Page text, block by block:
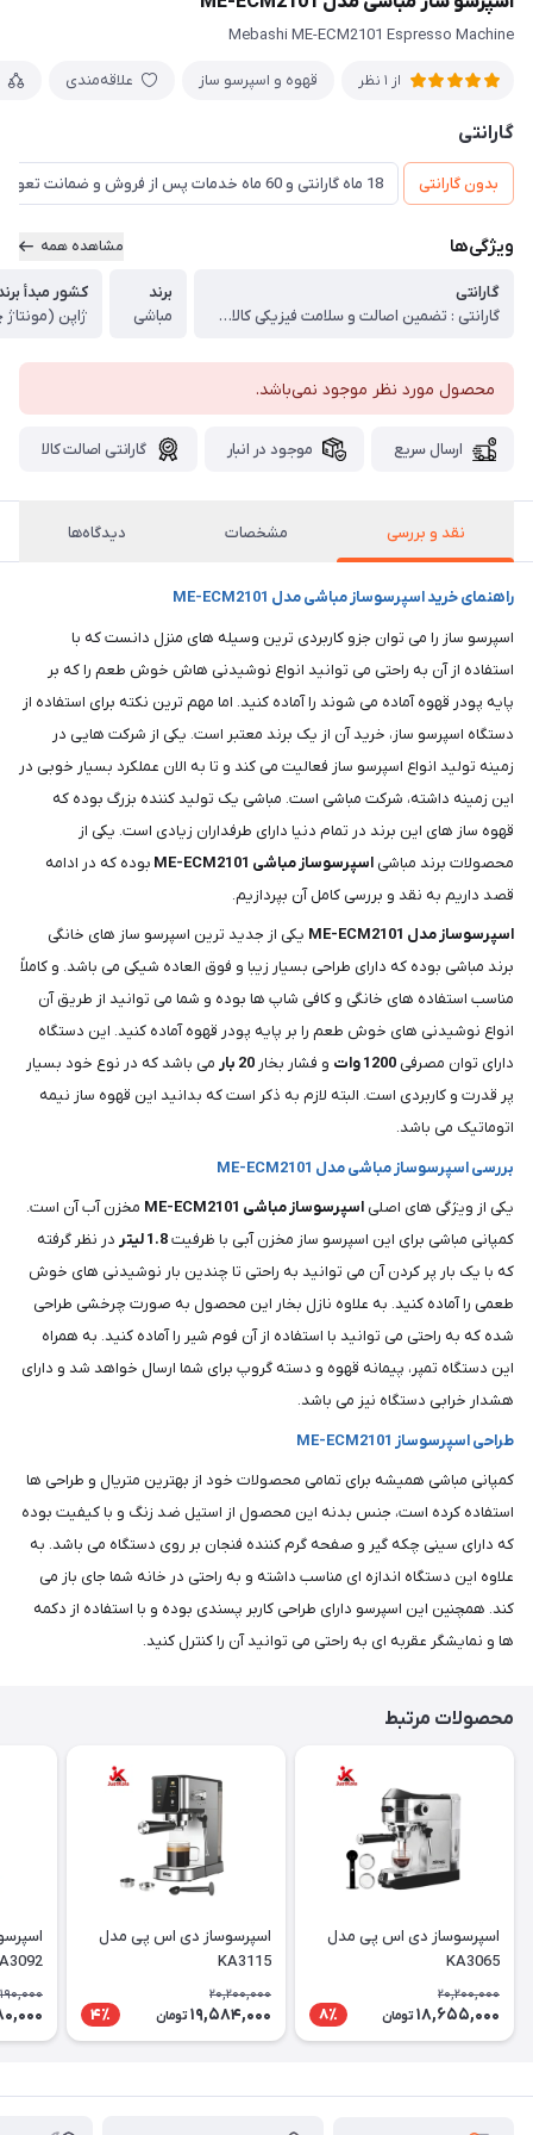
Mebashi ME-ECM2101 Espresso Machine
از 1 نظر قهوه و اسپرسو ساز علاقه‌مندی
گارانتی
بدون گارانتی 18 ماه گارانتی و 60 ماه خدمات پس از فروش و ضمانت تعویض
ویژگی‌ها مشاهده همه
گارانتی
گارانتی : تضمین اصالت و سلامت فیزیکی کالا (اورجینال)
برند
مباشی
کشور مبدأ
ژاپن
محصول مورد نظر موجود نمی‌باشد.
ارسال سریع موجود در انبار گارانتی اصالت کالا
نقد و بررسی مشخصات دیدگاه‌ها
راهنمای خرید اسپرسوساز مباشی مدل ME-ECM2101
اسپرسو ساز را می توان جزو کاربردی ترین وسیله های منزل دانست که با
استفاده از آن به راحتی می توانید انواع نوشیدنی هاش خوش طعم را که بر
پایه پودر قهوه آماده می شوند را آماده کنید. اما مهم ترین نکته برای استفاده از
دستگاه اسپرسو ساز، خرید آن از یک برند معتبر است. یکی از شرکت هایی در
زمینه تولید انواع اسپرسو ساز فعالیت می کند و تا به الان عملکرد بسیار خوبی در
این زمینه داشته، شرکت مباشی است. مباشی یک تولید کننده بزرگ بوده که
قهوه ساز های این برند در تمام دنیا دارای طرفداران زیادی است. یکی از
محصولات برند مباشی اسپرسوساز مباشی ME-ECM2101
بوده که در ادامه
قصد داریم به نقد و بررسی کامل آن بپردازیم.
اسپرسوساز مدل ME-ECM2101
یکی از جدید ترین اسپرسو ساز های خانگی
برند مباشی بوده که دارای طراحی بسیار زیبا و فوق العاده شیکی می باشد. و کاملاً
مناسب استفاده های خانگی و کافی شاپ ها بوده و شما می توانید از طریق آن
انواع نوشیدنی های خوش طعم را بر پایه پودر قهوه آماده کنید. این دستگاه
دارای توان مصرفی 1200 وات و فشار بخار 20 بار
می باشد که در نوع خود بسیار
پر قدرت و کاربردی است. البته لازم به ذکر است که بدانید این قهوه ساز نیمه
اتوماتیک می باشد.
بررسی اسپرسوساز مباشی مدل ME-ECM2101
یکی از ویژگی های اصلی اسپرسوساز مباشی ME-ECM2101
مخزن آب آن است.
کمپانی مباشی برای این اسپرسو ساز مخزن آبی با ظرفیت1.8 لیتر
در نظر گرفته
که با یک بار پر کردن آن می توانید به راحتی تا چندین بار نوشیدنی های خوش
طعمی را آماده کنید. به علاوه نازل بخار این محصول به صورت چرخشی طراحی
شده که به راحتی می توانید با استفاده از آن فوم شیر را آماده کنید. به همراه
این دستگاه تمپر، پیمانه قهوه و دسته گروپ برای شما ارسال خواهد شد و دارای
هشدار خرابی دستگاه نیز می باشد.
طراحی اسپرسوساز ME-ECM2101
کمپانی مباشی همیشه برای تمامی محصولات خود از بهترین متریال و طراحی ها
استفاده کرده است، جنس بدنه این محصول از استیل ضد زنگ و با کیفیت بوده
که دارای سینی چکه گیر و صفحه گرم کننده فنجان بر روی دستگاه می باشد. به
علاوه این دستگاه اندازه ای مناسب داشته و به راحتی در خانه شما جای باز می
کند. همچنین این اسپرسو دارای طراحی کاربر پسندی بوده و با استفاده از دکمه
ها و نمایشگر عقربه ای به راحتی می توانید آن را کنترل کنید.
محصولات مرتبط
اسپرسوساز دی اس پی مدل
KA3065
20,200,000
18,655,000 تومان 8٪
اسپرسوساز دی اس پی مدل
KA3115
20,200,000
19,584,000 تومان 4٪